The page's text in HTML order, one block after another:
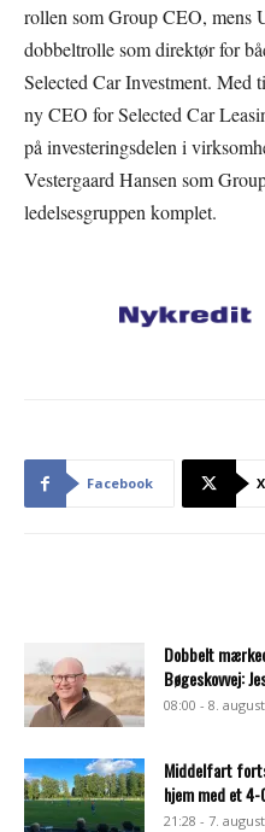
rollen som Group CEO, mens
dobbeltrolle som direktør for
Selected Car Investment. Med
ny CEO for Selected Car
på investeringsdelen i
Vestergaard Hansen som
ledelsesgruppen komplet.
Facebook X
Dobbelt
Bøgeskovvej:
08:00 - 8. august
Middelfart
hjem med et
21:28 - 7. august